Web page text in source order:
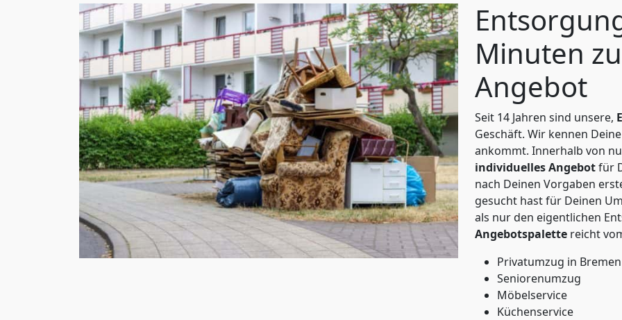
Minuten
Angebot
Seit 14 Jahren sind unsere,
Geschäft. Wir kennen
ankommt. Innerhalb von
individuellesAngebotfür
nach Deinen Vorgaben
gesucht hast für Deinen
als nur den eigentlichen
Angebotspalette reicht
Privatumzug in Bremen
Seniorenumzug
Möbelservice
Küchenservice